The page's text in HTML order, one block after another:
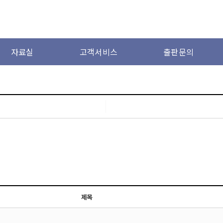
자료실 고객서비스 출판문의
제목